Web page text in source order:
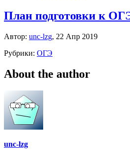
План подготовки к
Автор: unc-lzg, 22 Апр 2019
Рубрики: ОГЭ
About the author
unc-lzg